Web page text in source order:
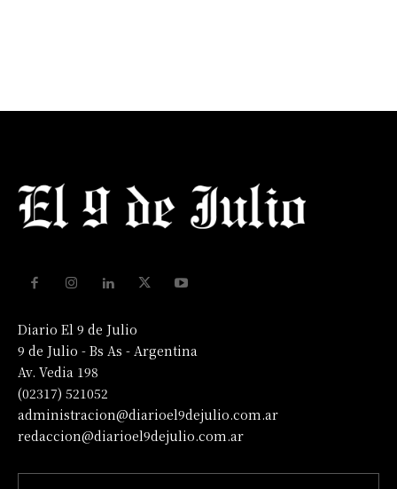
Diario El 9 de Julio
9 de Julio - Bs As - Argentina
Av. Vedia 198
(02317) 521052
administracion@diarioel9dejulio.com.ar
redaccion@diarioel9dejulio.com.ar